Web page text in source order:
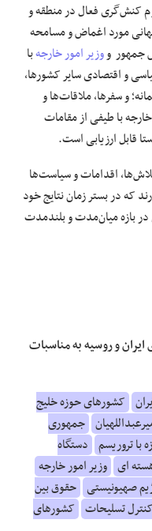
کنش‌گری فعال در منطقه و
مورد اغماض و مسامحه
جمهور ووزیر امور خارجهبا
و اقتصادی سایر کشورها،
و سفرها، ملاقات‌ها و
با طیفی از مقامات
قابل ارزیابی است.
اقدامات و سیاست‌ها
که در بستر زمان نتایج خود
در بازه میان‌مدت و بلندمدت
ایران و روسیه به مناسبات
کشورهای حوزه خلیج
جمهوری
با تروریسم دستگاه
ای وزیر امور خارجه
صهیونیستی حقوق بین
کنترل تسلیحات کشورهای